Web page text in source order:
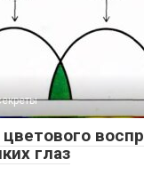
цветового
глаз